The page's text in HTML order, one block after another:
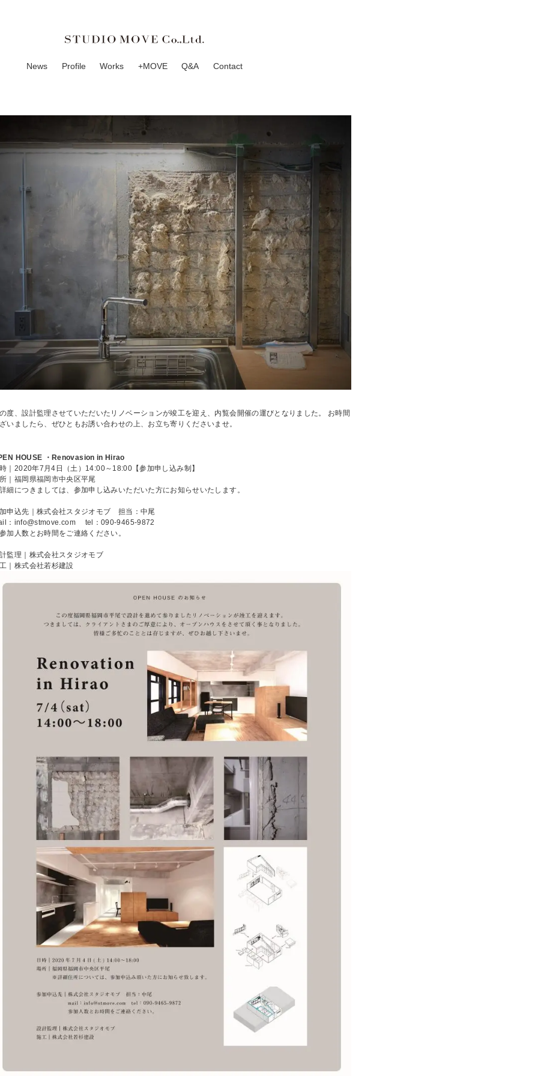
News Profile Works +MOVE Q&A Contact
度、設計監理させていただいたリノベーションが竣工を迎え、内覧会開催の運びとなりました。 お時間
いましたら、ぜひともお誘い合わせの上、お立ち寄りくださいませ。
HOUSE ・Renovasion in Hirao
｜2020年7月4日（土）14:00～18:00【参加申し込み制】
｜福岡県福岡市中央区平尾
細につきましては、参加申し込みいただいた方にお知らせいたします。
申込先｜株式会社スタジオモブ 担当：中尾
：info@stmove.com tel：090-9465-9872
加人数とお時間をご連絡ください。
監理｜株式会社スタジオモブ
｜株式会社若杉建設